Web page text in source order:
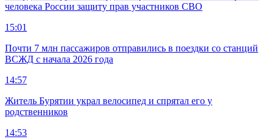
человека России защиту прав участников СВО
15:01
Почти 7 млн пассажиров отправились в поездки со станций
ВСЖД с начала 2026 года
14:57
Житель Бурятии украл велосипед и спрятал его у
родственников
14:53